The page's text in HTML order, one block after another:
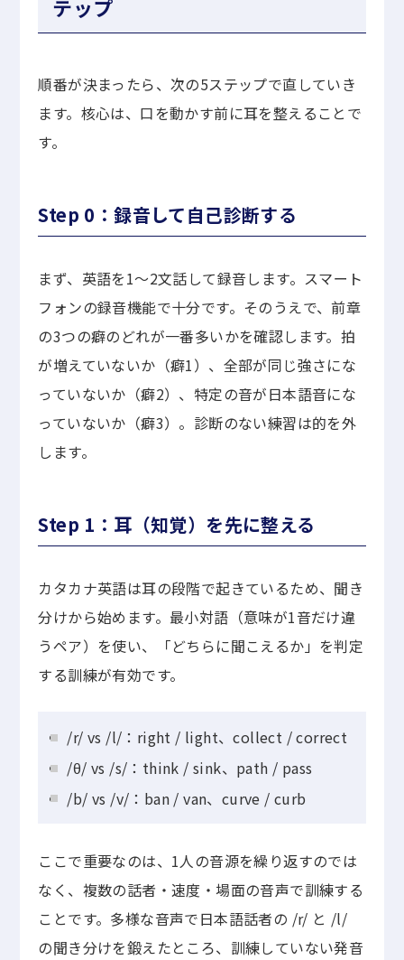
テップ
順番が決まったら、次の5ステップで直していき
ます。核心は、口を動かす前に耳を整えることで
す。
Step 0：録音して自己診断する
まず、英語を1〜2文話して録音します。スマート
フォンの録音機能で十分です。そのうえで、前章
の3つの癖のどれが一番多いかを確認します。拍
が増えていないか（癖1）、全部が同じ強さにな
っていないか（癖2）、特定の音が日本語音にな
っていないか（癖3）。診断のない練習は的を外
します。
Step 1：耳（知覚）を先に整える
カタカナ英語は耳の段階で起きているため、聞き
分けから始めます。最小対語（意味が1音だけ違
うペア）を使い、「どちらに聞こえるか」を判定
する訓練が有効です。
/r/ vs /l/：right / light、collect / correct
/θ/ vs /s/：think / sink、path / pass
/b/ vs /v/：ban / van、curve / curb
ここで重要なのは、1人の音源を繰り返すのでは
なく、複数の話者・速度・場面の音声で訓練する
ことです。多様な音声で日本語話者の /r/ と /l/
の聞き分けを鍛えたところ、訓練していない発音